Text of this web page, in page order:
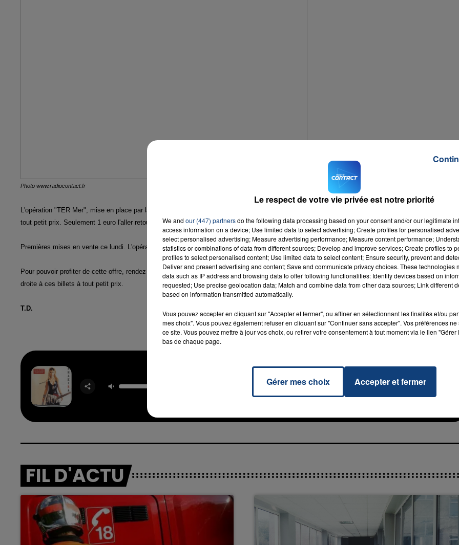
Photo www.radiocontact.fr
L'opération "TER Mer", mise en place par la SNCF reprend du service cette année. Elle permet de se rendre sur les plages du Nord Pas-de-Calais à
tout petit prix. Seulement 1 euro l'aller retour vers 16 destinations du littoral, pendant 4 week ends de l'été.
Premières mises en vente ce lundi. L'opération aura lieu pendant 4 week ends de l'été : les 4 et 5 juillet, 18 et 19 juillet, 8 et 9 août, 22 et 23 août.
Pour pouvoir profiter de cette offre, rendez-vous dans les gares régionales. Il faudra acheter une carte avantage à 5 euros, qui vous donnera ensuite
droite à ces billets à tout petit prix.
T.D.
RADIO CONTACT
FIL D'ACTU
7h00 - 11h00
La Team de l'été
Le respect de votre vie privée est notre priorité
We and our (447) partnersdo the following data processing based on your consent and/or our legitimate
access information on a device; Use limited data to select advertising; Create profiles for personalised
select personalised advertising; Measure advertising performance; Measure content performance;
statistics or combinations of data from different sources; Develop and improve services; Create profiles to
profiles to select personalised content; Use limited data to select content; Ensure security, prevent and
Deliver and present advertising and content; Save and communicate privacy choices. These technologies
data such as IP address and browsing data to offer following functionalities: Identify devices based on
requested; Use precise geolocation data; Match and combine data from other data sources; Link different
based on information transmitted automatically.
Vous pouvez accepter en cliquant sur "Accepter et fermer", ou affiner en sélectionnant les finalités et/ou
mes choix". Vous pouvez également refuser en cliquant sur "Continuer sans accepter". Vos préférences
ce site. Vous pouvez mettre à jour vos choix, ou retirer votre consentement à tout moment via le lien
bas de chaque page.
Gérer mes choix Accepter et fermer